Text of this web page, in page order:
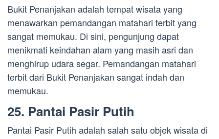
Bukit Penanjakan adalah tempat wisata yang
menawarkan pemandangan matahari terbit yang
sangat memukau. Di sini, pengunjung dapat
menikmati keindahan alam yang masih asri dan
menghirup udara segar. Pemandangan matahari
terbit dari Bukit Penanjakan sangat indah dan
memukau.
25. Pantai Pasir Putih
Pantai Pasir Putih adalah salah satu objek wisata di